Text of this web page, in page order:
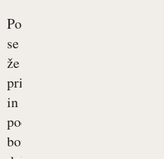
Poletje
se
že
približuje
in
počasi
bomo